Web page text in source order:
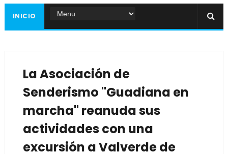
INICIO
La Asociación de
Senderismo "Guadiana en
marcha" reanuda sus
actividades con una
excursión a Valverde de